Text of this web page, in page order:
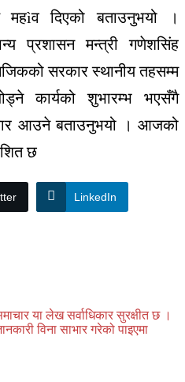
महìव दिएको बताउनुभयो ।
प्रशासन मन्त्री गणेशसिंह
सरकार स्थानीय तहसम्म
कार्यको शुभारम्भ भएसँगै
आउने बताउनुभयो । आजको
छ
LinkedIn
या लेख सर्वाधिकार सुरक्षीत छ ।
विना साभार गरेको पाइएमा